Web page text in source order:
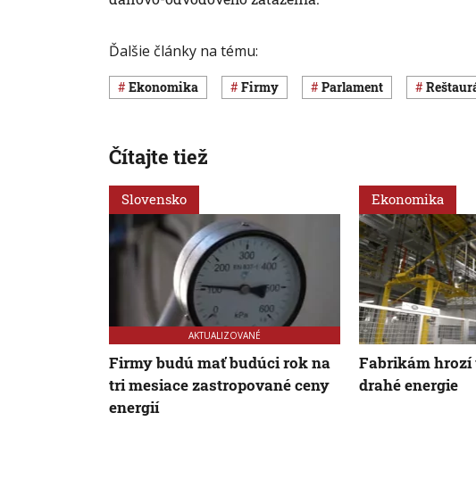
Ďalšie články na tému:
ekonomika firmy Parlament
Čítajte tiež
Slovensko
AKTUALIZOVANÉ
Firmy budú mať budúci rok na
tri mesiace zastropované ceny
energií
Ekonomika
Fabrikám hrozí
drahé energie